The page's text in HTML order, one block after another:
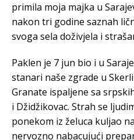
primila moja majka u
nakon tri godine saznah
svoga sela doživjela i
Paklen je 7 jun bio i u
stanari naše zgrade u
Granate ispaljene sa
i Džidžikovac. Strah se
ponekom iz želuca kuljao
nervozno nabacujući